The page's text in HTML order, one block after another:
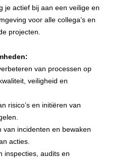
je actief bij aan een veilige en
voor alle collega’s en
projecten.
van processen op
veiligheid en
risico’s en initiëren van
van incidenten en bewaken
acties.
inspecties, audits en